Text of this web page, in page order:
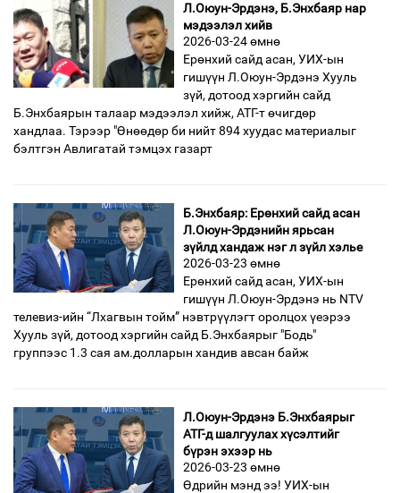
Л.Оюун-Эрдэнэ, Б.Энхбаяр нар
мэдээлэл хийв
2026-03-24 өмнө
Ерөнхий сайд асан, УИХ-ын
гишүүн Л.Оюун-Эрдэнэ Хууль
зүй, дотоод хэргийн сайд
Б.Энхбаярын талаар мэдээлэл хийж, АТГ-т өчигдөр
хандлаа. Тэрээр "Өнөөдөр би нийт 894 хуудас материалыг
бэлтгэн Авлигатай тэмцэх газарт
Б.Энхбаяр: Ерөнхий сайд асан
Л.Оюун-Эрдэнийн ярьсан
зүйлд хандаж нэг л зүйл хэлье
2026-03-23 өмнө
Ерөнхий сайд асан, УИХ-ын
гишүүн Л.Оюун-Эрдэнэ нь NTV
телевиз-ийн “Лхагвын тойм” нэвтрүүлэгт оролцох үеэрээ
Хууль зүй, дотоод хэргийн сайд Б.Энхбаярыг "Бодь"
группээс 1.3 сая ам.долларын хандив авсан байж
Л.Оюун-Эрдэнэ Б.Энхбаярыг
АТГ-д шалгуулах хүсэлтийг
бүрэн эхээр нь
2026-03-23 өмнө
Өдрийн мэнд ээ! УИХ-ын